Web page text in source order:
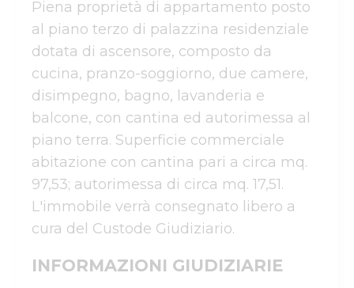
Piena proprietà di appartamento posto
al piano terzo di palazzina residenziale
dotata di ascensore, composto da
cucina, pranzo-soggiorno, due camere,
disimpegno, bagno, lavanderia e
balcone, con cantina ed autorimessa al
piano terra. Superficie commerciale
abitazione con cantina pari a circa mq.
97,53; autorimessa di circa mq. 17,51.
L'immobile verrà consegnato libero a
cura del Custode Giudiziario.
INFORMAZIONI GIUDIZIARIE